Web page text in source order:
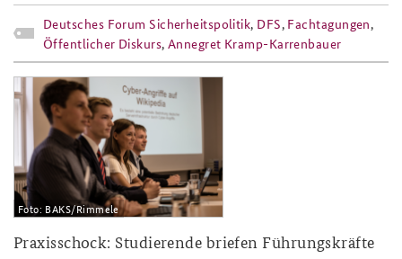
Deutsches Forum Sicherheitspolitik, DFS, Fachtagungen,
Öffentlicher Diskurs, Annegret Kramp-Karrenbauer
sk19_teaser.png
Foto: BAKS/Rimmele
Praxisschock: Studierende briefen Führungskräfte